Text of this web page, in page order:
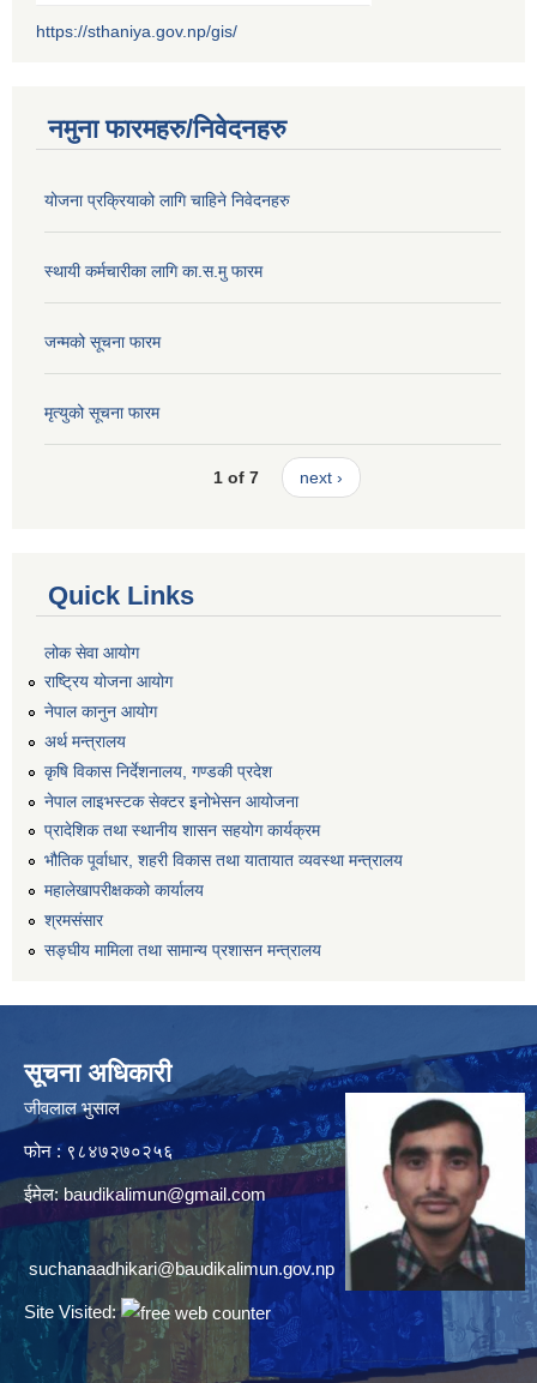
https://sthaniya.gov.np/gis/
नमुना फारमहरु/निवेदनहरु
योजना प्रक्रियाको लागि चाहिने निवेदनहरु
स्थायी कर्मचारीका लागि का.स.मु फारम
जन्मको सूचना फारम
मृत्युको सूचना फारम
1 of 7 next ›
Quick Links
लोक सेवा आयोग
राष्ट्रिय योजना आयोग
नेपाल कानुन आयोग
अर्थ मन्त्रालय
कृषि विकास निर्देशनालय, गण्डकी प्रदेश
नेपाल लाइभस्टक सेक्टर इनोभेसन आयोजना
प्रादेशिक तथा स्थानीय शासन सहयोग कार्यक्रम
भौतिक पूर्वाधार, शहरी विकास तथा यातायात व्यवस्था मन्त्रालय
महालेखापरीक्षकको कार्यालय
श्रमसंसार
सङ्घीय मामिला तथा सामान्य प्रशासन मन्त्रालय
सूचना अधिकारी
जीवलाल भुसाल
फोन : ९८४७२७०२५६
ईमेल: baudikalimun@gmail.com
suchanaadhikari@baudikalimun.gov.np
Site Visited: